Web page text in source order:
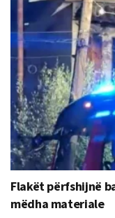
Flakët përfshijnë
mëdha materiale